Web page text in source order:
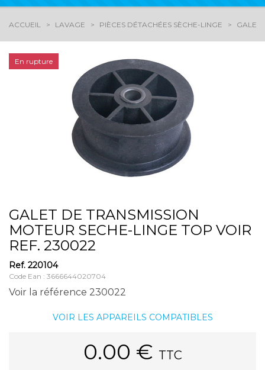
ACCUEIL LAVAGE PIÈCES DÉTACHÉES SÈCHE-LINGE
En rupture
GALET DE TRANSMISSION
MOTEUR SECHE-LINGE TOP VOIR
REF. 230022
Ref. 220104
Code Ean : 3666644020704
Voir la référence 230022
VOIR LES APPAREILS COMPATIBLES
0.00 € TTC